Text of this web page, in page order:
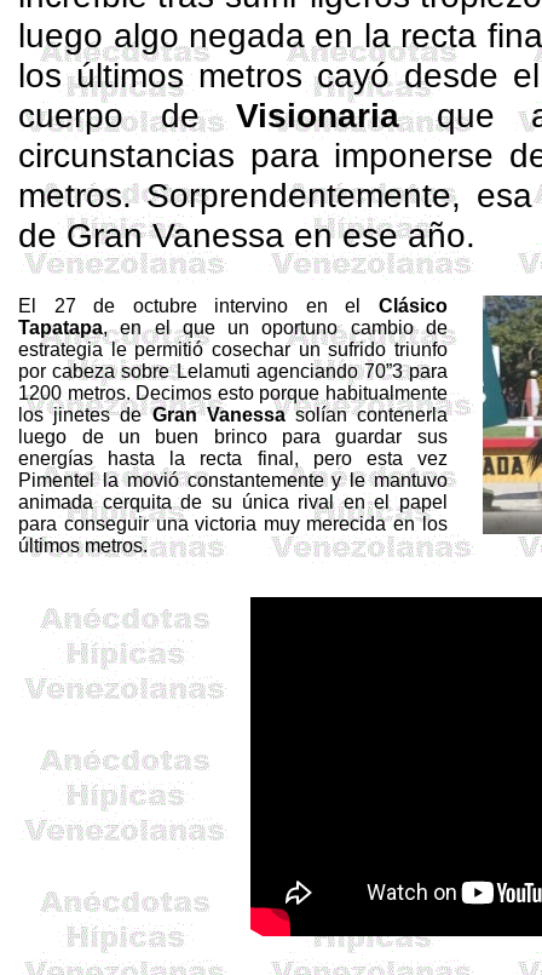
luego algo negada en la recta
los últimos metros cayó desde
cuerpo deVisionariaque
circunstancias para imponerse
metros. Sorprendentemente,
de Gran Vanessa en ese año.
El 27 de octubre intervino en el Clásico
Tapatapa, en el que un oportuno cambio de
estrategia le permitió cosechar un sufrido triunfo
por cabeza sobreLelamuti agenciando 70”3 para
1200 metros. Decimos esto porque habitualmente
los jinetes deGran Vanessasolían contenerla
luego de un buen brinco para guardar sus
energías hasta la recta final, pero esta vez
Pimentel la movió constantemente y le mantuvo
animada cerquita de su única rival en el papel
para conseguir una victoria muy merecida en los
últimos metros.